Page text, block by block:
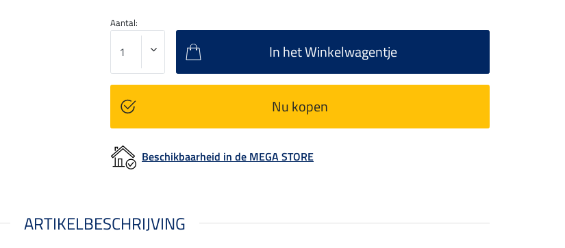
Aantal:
In het Winkelwagentje
Nu kopen
Beschikbaarheid in de MEGA STORE
ARTIKELBESCHRIJVING